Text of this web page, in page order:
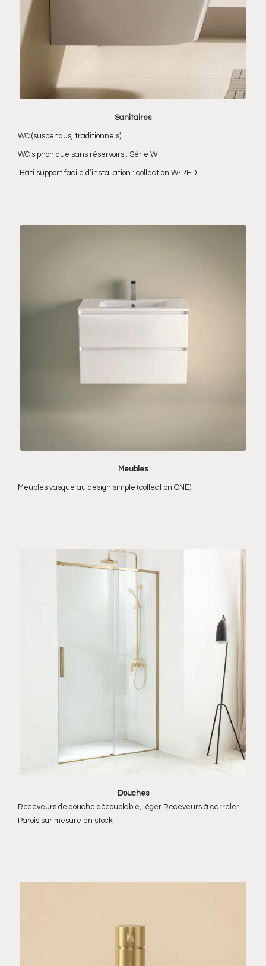
Sanitaires
WC (suspendus, traditionnels).
WC siphonique sans réservoirs : Série W
Bâti support facile d’installation : collection W-RED
Meubles
Meubles vasque au design simple (collection ONE)
Douches
Receveurs de douche découplable, léger Receveurs à carreler
Parois sur mesure en stock